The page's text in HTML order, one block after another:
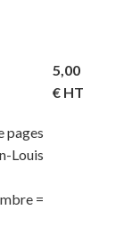
pages
=
5,00
€ HT